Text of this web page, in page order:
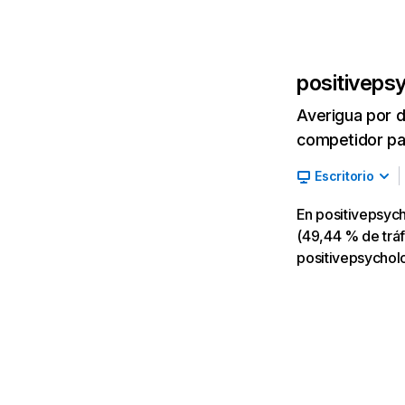
Averigua por
competidor
Escritorio
En
(49,44 % de